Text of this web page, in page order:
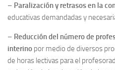
– Paralización y retrasos en la
educativas demandadas y
– Reducción del número de
interino por medio de diversos
de horas lectivas para el